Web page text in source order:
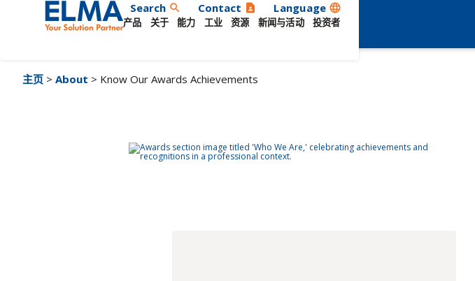
Search search Contact contact_page Language language
产品
关于 能力 工业 资源 新闻与活动 投资者
奖项
主页 > About > Know Our Awards Achievements